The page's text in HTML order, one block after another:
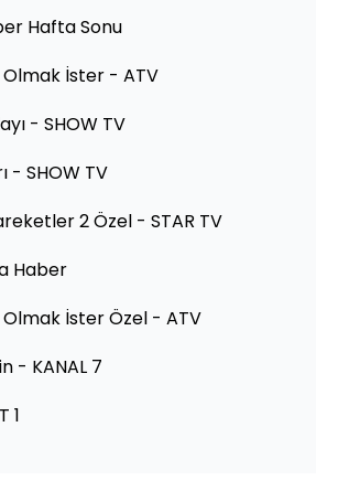
Hafta Sonu
İster - ATV
- SHOW TV
- SHOW TV
2 Özel - STAR TV
Haber
İster Özel - ATV
- KANAL 7
1